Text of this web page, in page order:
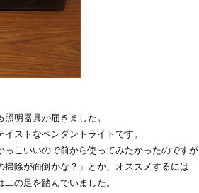
明器具が届きました。
ストなペンダントライトです。
こいいので前から使ってみたかったのですが
掃除が面倒かな？」とか、オススメするには
の足を踏んでいました。